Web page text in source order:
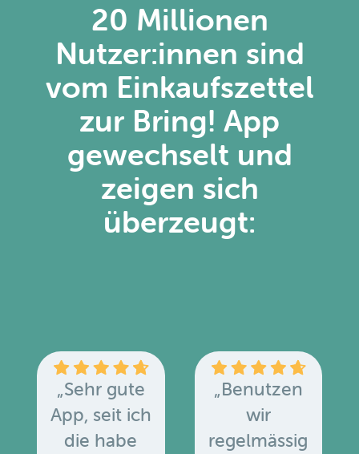
20 Millionen
Nutzer:innen sind
vom Einkaufszettel
zur Bring! App
gewechselt und
zeigen sich
überzeugt:
„Sehr gute
App, seit ich
die habe
„Benutzen
wir
regelmässig